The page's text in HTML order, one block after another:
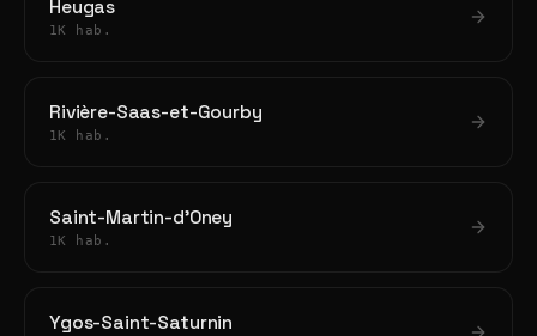
Heugas
1K hab.
Rivière-Saas-et-Gourby
1K hab.
Saint-Martin-d'Oney
1K hab.
Ygos-Saint-Saturnin